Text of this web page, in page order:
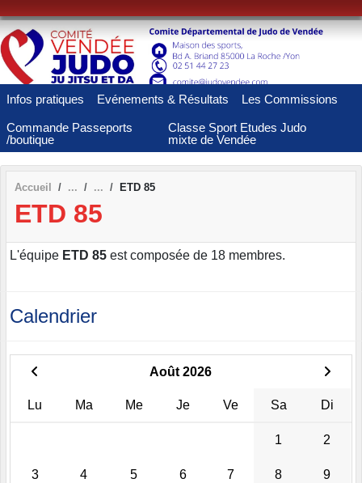
Infos pratiques Evénements & Résultats Les Commissions
Commande Passeports
/boutique
Classe Sport Etudes Judo
mixte de Vendée
Accueil ETD 85
ETD 85
L'équipe ETD 85 est composée de 18 membres.
Calendrier
Août 2026
Lu Ma Me Je Ve Sa Di
1 2
3 4 5 6 7 8 9